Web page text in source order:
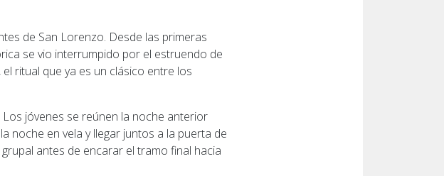
de San Lorenzo. Desde las primeras
se vio interrumpido por el estruendo de
ritual que ya es un clásico entre los
jóvenes se reúnen la noche anterior
noche en vela y llegar juntos a la puerta de
antes de encarar el tramo final hacia